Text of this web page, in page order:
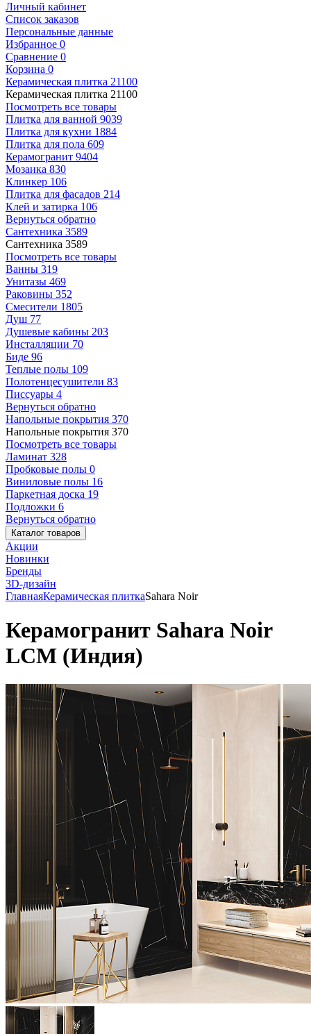
Личный кабинет
Список заказов
Персональные данные
Избранное 0
Сравнение 0
Корзина 0
Керамическая плитка 21100
Керамическая плитка 21100
Посмотреть все товары
Плитка для ванной 9039
Плитка для кухни 1884
Плитка для пола 609
Керамогранит 9404
Мозаика 830
Клинкер 106
Плитка для фасадов 214
Клей и затирка 106
Вернуться обратно
Сантехника 3589
Сантехника 3589
Посмотреть все товары
Ванны 319
Унитазы 469
Раковины 352
Смесители 1805
Душ 77
Душевые кабины 203
Инсталляции 70
Биде 96
Теплые полы 109
Полотенцесушители 83
Писсуары 4
Вернуться обратно
Напольные покрытия 370
Напольные покрытия 370
Посмотреть все товары
Ламинат 328
Пробковые полы 0
Виниловые полы 16
Паркетная доска 19
Подложки 6
Вернуться обратно
Каталог товаров
Акции
Новинки
Бренды
3D-дизайн
ГлавнаяКерамическая плиткаSahara Noir
Керамогранит Sahara Noir
LCM (Индия)